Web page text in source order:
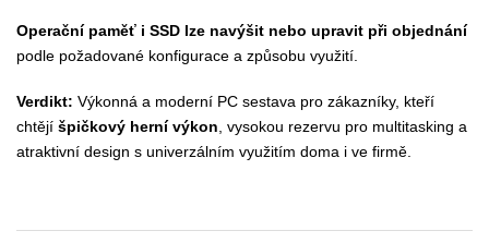
Operační paměť i SSD lze navýšit nebo upravit při objednání
podle požadované konfigurace a způsobu využití.
Verdikt: Výkonná a moderní PC sestava pro zákazníky, kteří
chtějí špičkový herní výkon, vysokou rezervu pro multitasking a
atraktivní design s univerzálním využitím doma i ve firmě.